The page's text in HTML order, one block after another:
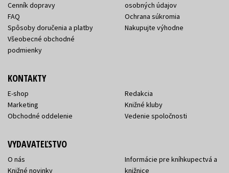
Cenník dopravy
FAQ
Spôsoby doručenia a platby
Všeobecné obchodné
podmienky
osobných údajov
Ochrana súkromia
Nakupujte výhodne
KONTAKTY
E-shop
Marketing
Obchodné oddelenie
Redakcia
Knižné kluby
Vedenie spoločnosti
VYDAVATEĽSTVO
O nás
Knižné novinky
Informácie pre kníhkupectvá a
knižnice